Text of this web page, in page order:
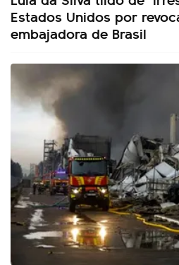
Estados Unidos por
embajadora de Brasil